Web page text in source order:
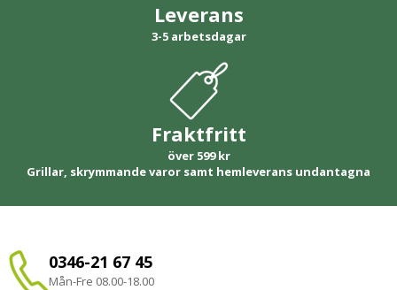
Leverans
3-5 arbetsdagar
Fraktfritt
över 599 kr
Grillar, skrymmande varor samt hemleverans undantagna
0346-21 67 45
Mån-Fre 08.00-18.00